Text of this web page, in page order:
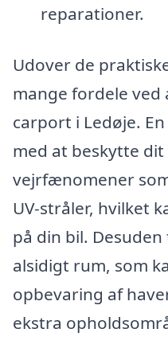
reparationer.
Udover de
mange fordele ved
carport i Ledøje.
med at beskytte
vejrfænomener
UV-stråler, hvilket
på din bil.
alsidigt rum, som
opbevaring af
ekstra